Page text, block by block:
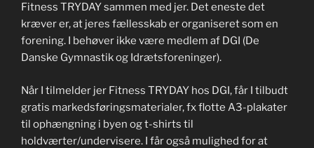
Fitness TRYDAY sammen med jer. Det eneste det
kræver er, at jeres fællesskab er organiseret som en
forening. I behøver ikke være medlem af DGI (De
Danske Gymnastik og Idrætsforeninger).
Når I tilmelder jer Fitness TRYDAY hos DGI, får I tilbudt
gratis markedsføringsmaterialer, fx flotte A3-plakater
til ophængning i byen og t-shirts til
holdværter/undervisere. I får også mulighed for at